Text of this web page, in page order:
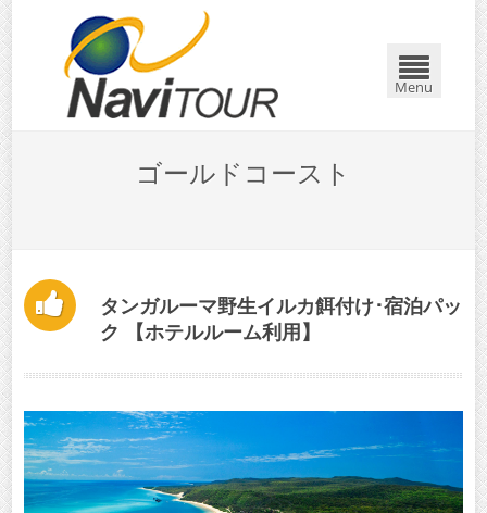
Menu
ゴールドコースト
タンガルーマ野生イルカ餌付け･宿泊パッ
ク 【ホテルルーム利用】